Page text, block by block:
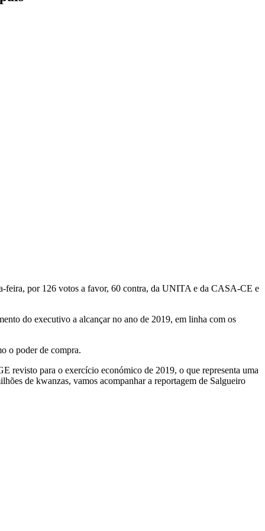
feira, por 126 votos a favor, 60 contra, da UNITA e da CASA-CE e
do executivo a alcançar no ano de 2019, em linha com os
o poder de compra.
revisto para o exercício económico de 2019, o que representa uma
de kwanzas, vamos acompanhar a reportagem de Salgueiro